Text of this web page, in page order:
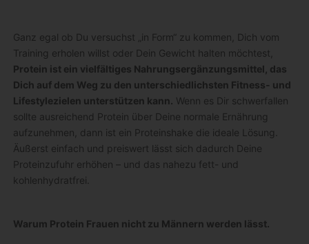
Ganz egal ob Du versuchst „in Form“ zu kommen, Dich vom
Training erholen willst oder Dein Gewicht halten möchtest,
Protein ist ein vielfältiges Nahrungsergänzungsmittel, das
Dich auf dem Weg zu den unterschiedlichsten Fitness- und
Lifestylezielen unterstützen kann. Wenn es Dir schwerfallen
sollte ausreichend Protein über Deine normale Ernährung
aufzunehmen, dann ist ein Proteinshake die ideale Lösung.
Äußerst einfach und preiswert lässt sich dadurch Deine
Proteinzufuhr erhöhen – und das nahezu fett- und
kohlenhydratfrei.
Warum Protein Frauen nicht zu Männern werden lässt.